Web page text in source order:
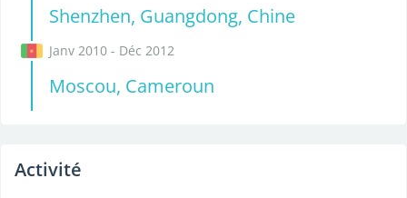
Shenzhen, Guangdong, Chine
Janv 2010 - Déc 2012
Moscou, Cameroun
Activité